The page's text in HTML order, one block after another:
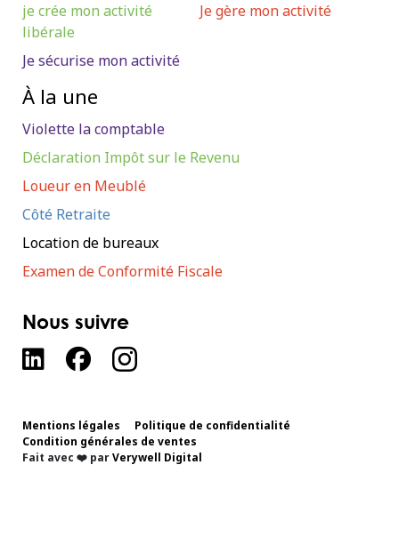
je crée mon activité
libérale
Je gère mon activité
Je sécurise mon activité
À la une
Violette la comptable
Déclaration Impôt sur le Revenu
Loueur en Meublé
Côté Retraite
Location de bureaux
Examen de Conformité Fiscale
Nous suivre
Mentions légales
Politique de confidentialité
Condition générales de ventes
Fait avec ❤️ parVerywell Digital